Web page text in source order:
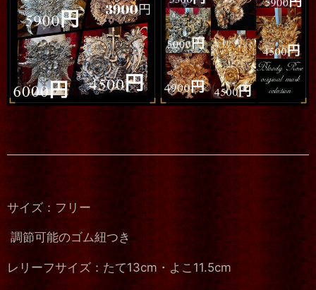
サイズ：フリー
調節可能のゴム紐つき
レリーフサイズ：たて13cm・よこ11.5cm